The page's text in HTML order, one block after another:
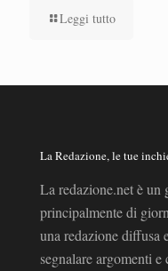
Leggi tutto
La Redazione, le tue
La redazione.net è un
principalmente di
una redazione diffusa
segnalare argomenti